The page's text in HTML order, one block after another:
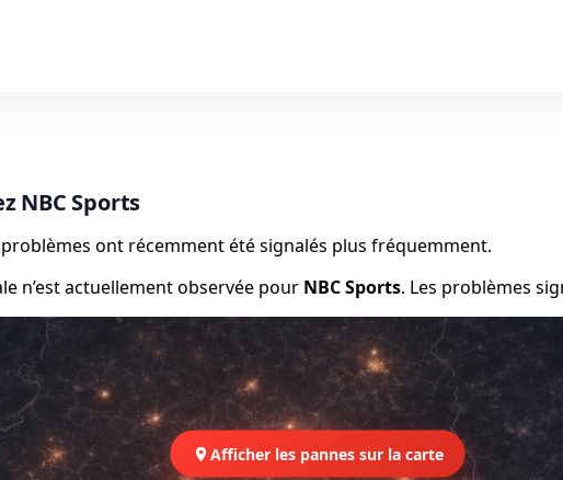
NBC Sports
ont récemment été signalés plus fréquemment.
n’est actuellement observée pour NBC Sports. Les problèmes
Afficher les pannes sur la carte